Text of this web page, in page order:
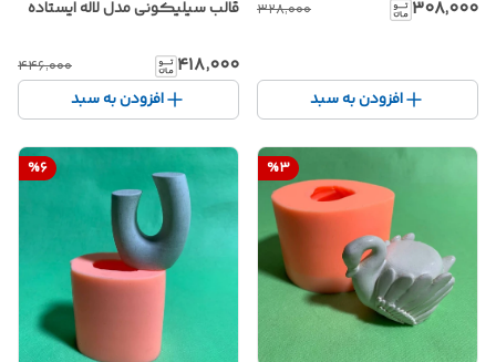
۳۰۸٬۰۰۰ ۳۲۸٬۰۰۰
افزودن به سبد
قالب سیلیکونی مدل لاله ایستاده
۴۱۸٬۰۰۰ ۴۴۶٬۰۰۰
افزودن به سبد
%3
%6